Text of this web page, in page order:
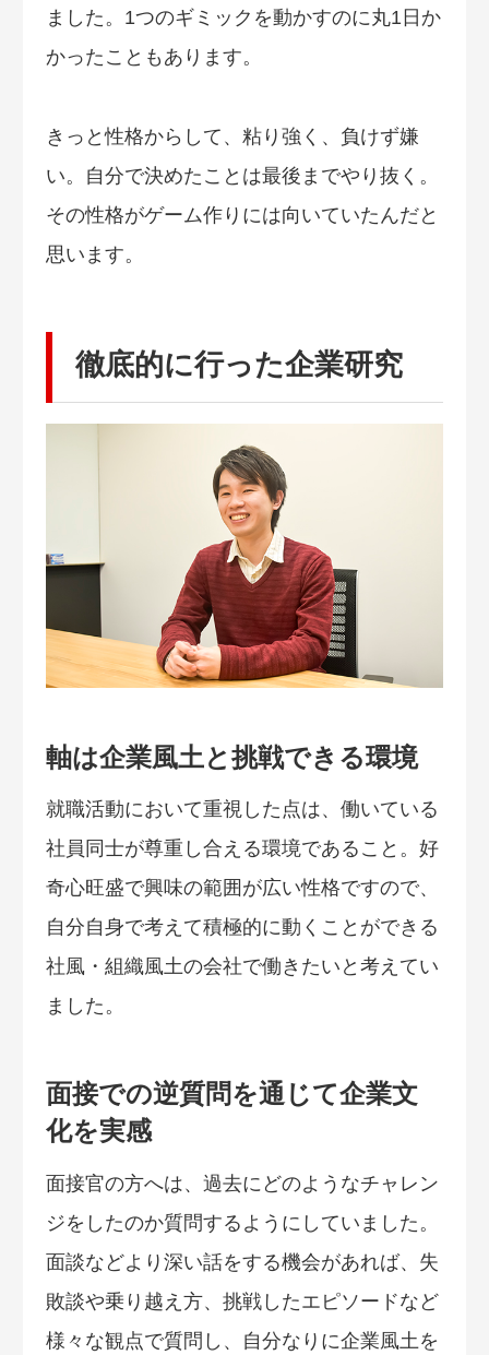
ました。1つのギミックを動かすのに丸1日か
かったこともあります。
きっと性格からして、粘り強く、負けず嫌
い。自分で決めたことは最後までやり抜く。
その性格がゲーム作りには向いていたんだと
思います。
徹底的に行った企業研究
軸は企業風土と挑戦できる環境
就職活動において重視した点は、働いている
社員同士が尊重し合える環境であること。好
奇心旺盛で興味の範囲が広い性格ですので、
自分自身で考えて積極的に動くことができる
社風・組織風土の会社で働きたいと考えてい
ました。
面接での逆質問を通じて企業文
化を実感
面接官の方へは、過去にどのようなチャレン
ジをしたのか質問するようにしていました。
面談などより深い話をする機会があれば、失
敗談や乗り越え方、挑戦したエピソードなど
様々な観点で質問し、自分なりに企業風土を